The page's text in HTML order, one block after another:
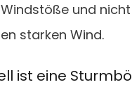
und
starken Wind.
ist eine